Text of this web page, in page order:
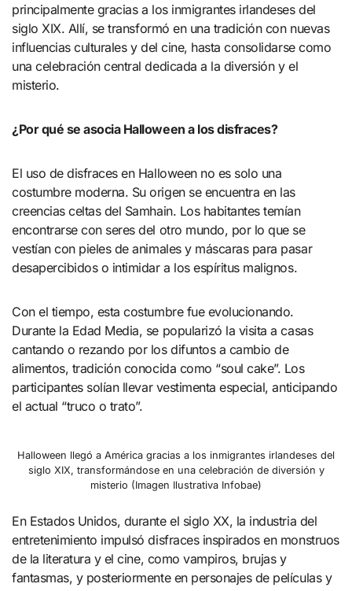
principalmente gracias a los inmigrantes irlandeses del
siglo XIX. Allí, se transformó en una tradición con nuevas
influencias culturales y del cine, hasta consolidarse como
una celebración central dedicada a la diversión y el
misterio.
¿Por qué se asocia Halloween a los disfraces?
El uso de disfraces en Halloween no es solo una
costumbre moderna. Su origen se encuentra en las
creencias celtas del Samhain. Los habitantes temían
encontrarse con seres del otro mundo, por lo que se
vestían con pieles de animales y máscaras para pasar
desapercibidos o intimidar a los espíritus malignos.
Con el tiempo, esta costumbre fue evolucionando.
Durante la Edad Media, se popularizó la visita a casas
cantando o rezando por los difuntos a cambio de
alimentos, tradición conocida como “soul cake”. Los
participantes solían llevar vestimenta especial, anticipando
el actual “truco o trato”.
Halloween llegó a América gracias a los inmigrantes irlandeses del
siglo XIX, transformándose en una celebración de diversión y
misterio (Imagen Ilustrativa Infobae)
En Estados Unidos, durante el siglo XX, la industria del
entretenimiento impulsó disfraces inspirados en monstruos
de la literatura y el cine, como vampiros, brujas y
fantasmas, y posteriormente en personajes de películas y